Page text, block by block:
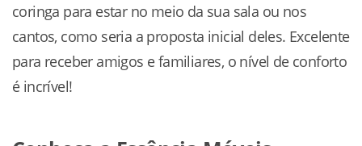
coringa para estar no meio da sua sala ou nos
cantos, como seria a proposta inicial deles. Excelente
para receber amigos e familiares, o nível de conforto
é incrível!